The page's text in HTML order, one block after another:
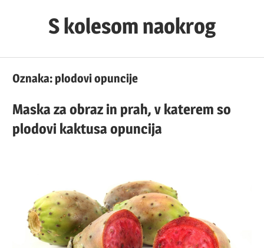
S kolesom naokrog
Oznaka:plodovi opuncije
Maska za obraz in prah, v katerem so
plodovi kaktusa opuncija